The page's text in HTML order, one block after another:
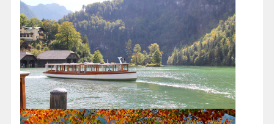
一頓飯，或許喝杯咖啡，深切的體驗歐洲人文.文化.藝
術之美……